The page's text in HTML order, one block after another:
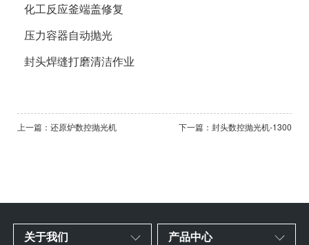
化工反应釜端盖修复
压力容器自动抛光
封头焊缝打磨清洁作业
上一篇：还原炉数控抛光机 下一篇：封头数控抛光机-1300
关于我们 产品中心